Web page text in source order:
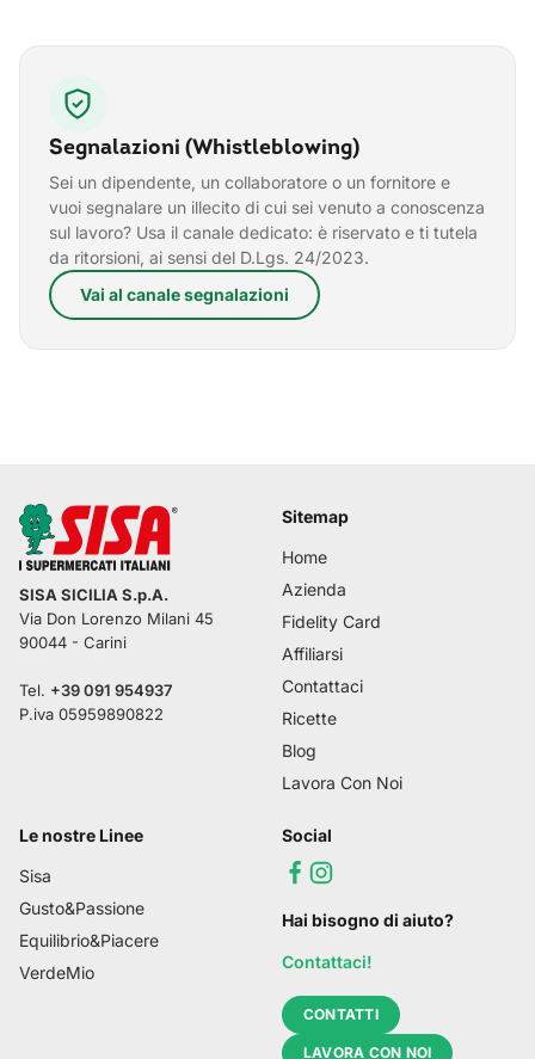
Segnalazioni (Whistleblowing)
Sei un dipendente, un collaboratore o un fornitore e
vuoi segnalare un illecito di cui sei venuto a conoscenza
sul lavoro? Usa il canale dedicato: è riservato e ti tutela
da ritorsioni, ai sensi del D.Lgs. 24/2023.
Vai al canale segnalazioni
SISA SICILIA S.p.A.
Via Don Lorenzo Milani 45
90044 - Carini
Tel. +39 091 954937
P.iva 05959890822
Sitemap
Home
Azienda
Fidelity Card
Affiliarsi
Contattaci
Ricette
Blog
Lavora Con Noi
Le nostre Linee
Sisa
Gusto&Passione
Equilibrio&Piacere
VerdeMio
Social
Hai bisogno di aiuto?
Contattaci!
CONTATTI
LAVORA CON NOI